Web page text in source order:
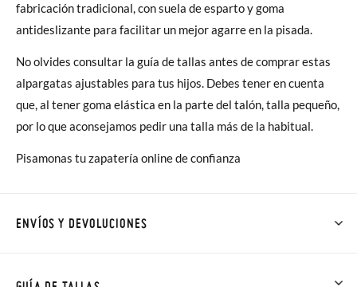
fabricación tradicional, con suela de esparto y goma
antideslizante para facilitar un mejor agarre en la pisada.
No olvides consultar la guía de tallas antes de comprar estas
alpargatas ajustables para tus hijos. Debes tener en cuenta
que, al tener goma elástica en la parte del talón, talla pequeño,
por lo que aconsejamos pedir una talla más de la habitual.
Pisamonas tu zapatería online de confianza
ENVÍOS Y DEVOLUCIONES